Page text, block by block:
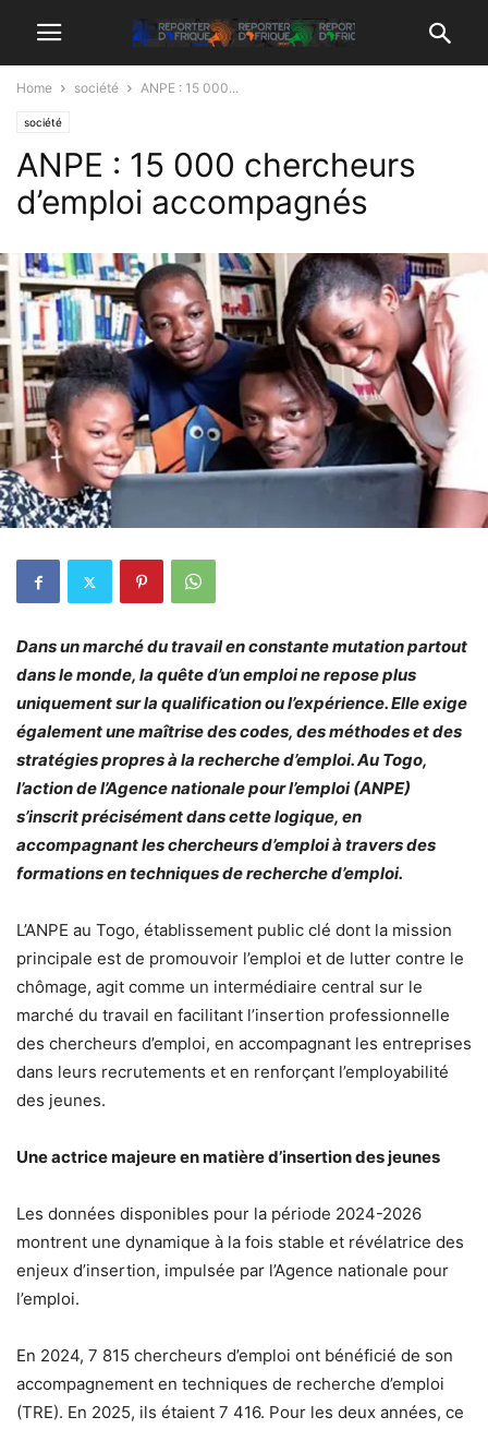
Home société ANPE : 15 000...
société
ANPE : 15 000 chercheurs
d’emploi accompagnés
Dans un marché du travail en constante mutation partout
dans le monde, la quête d’un emploi ne repose plus
uniquement sur la qualification ou l’expérience. Elle exige
également une maîtrise des codes, des méthodes et des
stratégies propres à la recherche d’emploi. Au Togo,
l’action de l’Agence nationale pour l’emploi (ANPE)
s’inscrit précisément dans cette logique, en
accompagnant les chercheurs d’emploi à travers des
formations en techniques de recherche d’emploi.
L’ANPE au Togo, établissement public clé dont la mission
principale est de promouvoir l’emploi et de lutter contre le
chômage, agit comme un intermédiaire central sur le
marché du travail en facilitant l’insertion professionnelle
des chercheurs d’emploi, en accompagnant les entreprises
dans leurs recrutements et en renforçant l’employabilité
des jeunes.
Une actrice majeure en matière d’insertion des jeunes
Les données disponibles pour la période 2024-2026
montrent une dynamique à la fois stable et révélatrice des
enjeux d’insertion, impulsée par l’Agence nationale pour
l’emploi.
En 2024, 7 815 chercheurs d’emploi ont bénéficié de son
accompagnement en techniques de recherche d’emploi
(TRE). En 2025, ils étaient 7 416. Pour les deux années, ce